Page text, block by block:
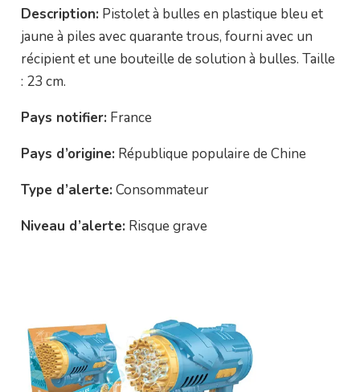
Description: Pistolet à bulles en plastique bleu et
jaune à piles avec quarante trous, fourni avec un
récipient et une bouteille de solution à bulles. Taille
: 23 cm.
Pays notifier: France
Pays d’origine: République populaire de Chine
Type d’alerte: Consommateur
Niveau d’alerte: Risque grave